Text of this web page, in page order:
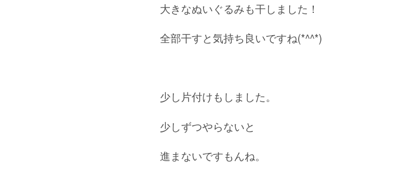
大きなぬいぐるみも干しました！
全部干すと気持ち良いですね(*^^*)
少し片付けもしました。
少しずつやらないと
進まないですもんね。